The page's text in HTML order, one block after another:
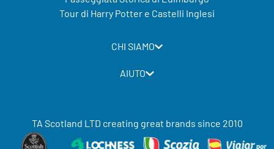
Tour di Harry Potter e Castelli Inglesi
CHI SIAMO
AIUTO
TA Scotland LTD creating great brands since 2010